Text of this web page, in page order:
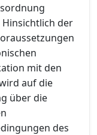
Hinsichtlich der
mit den
auf die
über die
des